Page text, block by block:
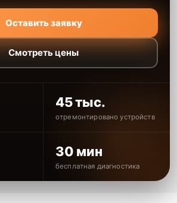
Оставить заявку
Смотреть цены
45 тыс.
отремонтировано устройств
30 мин
бесплатная диагностика